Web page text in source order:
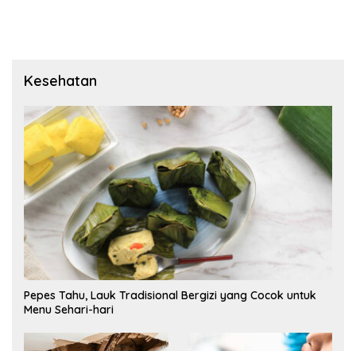
Kesehatan
Pepes Tahu, Lauk Tradisional Bergizi yang Cocok untuk
Menu Sehari-hari